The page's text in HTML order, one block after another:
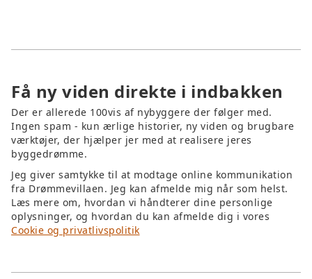
tredjepart.
Få ny viden direkte i indbakken
Der er allerede 100vis af nybyggere der følger med.
Ingen spam - kun ærlige historier, ny viden og brugbare
værktøjer, der hjælper jer med at realisere jeres
byggedrømme.
Jeg giver samtykke til at modtage online kommunikation
fra Drømmevillaen. Jeg kan afmelde mig når som helst.
Læs mere om, hvordan vi håndterer dine personlige
oplysninger, og hvordan du kan afmelde dig i vores
Cookie og privatlivspolitik